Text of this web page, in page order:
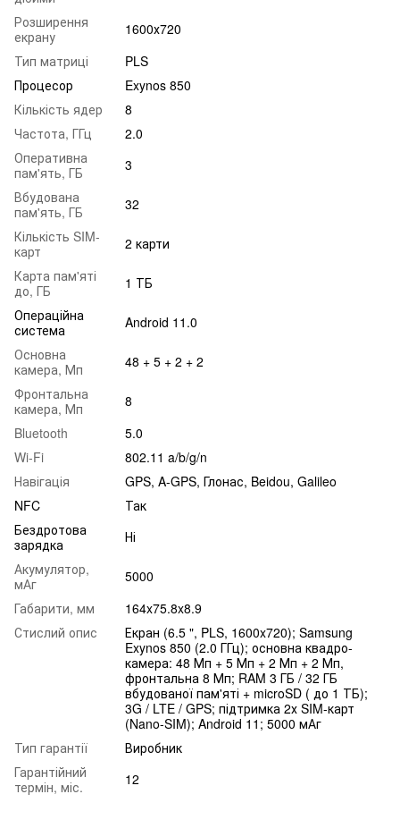
Розширення
екрану
1600х720
Тип матриці
PLS
Процесор
Exynos 850
Кількість ядер
8
Частота, ГГц
2.0
Оперативна
пам'ять, ГБ
3
Вбудована
пам'ять, ГБ
32
Кількість SIM-
карт
2 карти
Карта пам'яті
до, ГБ
1 ТБ
Операційна
система
Android 11.0
Основна
камера, Мп
48 + 5 + 2 + 2
Фронтальна
камера, Мп
8
Bluetooth
5.0
Wi-Fi
802.11 a/b/g/n
Навігація
GPS, A-GPS, Глонас, Beidou, Galileo
NFC
Так
Бездротова
зарядка
Ні
Акумулятор,
мАг
5000
Габарити, мм
164x75.8x8.9
Стислий опис
Екран (6.5 ", PLS, 1600x720); Samsung
Exynos 850 (2.0 ГГц); основна квадро-
камера: 48 Мп + 5 Мп + 2 Мп + 2 Мп,
фронтальна 8 Мп; RAM 3 ГБ / 32 ГБ
вбудованої пам'яті + microSD ( до 1 ТБ);
3G / LTE / GPS; підтримка 2х SIM-карт
(Nano-SIM); Android 11; 5000 мАг
Тип гарантії
Виробник
Гарантійний
термін, міс.
12